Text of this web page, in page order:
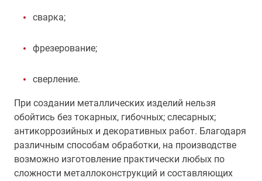
сварка;
фрезерование;
сверление.
При создании металлических изделий нельзя
обойтись без токарных, гибочных; слесарных;
антикоррозийных и декоративных работ. Благодаря
различным способам обработки, на производстве
возможно изготовление практически любых по
сложности металлоконструкций и составляющих